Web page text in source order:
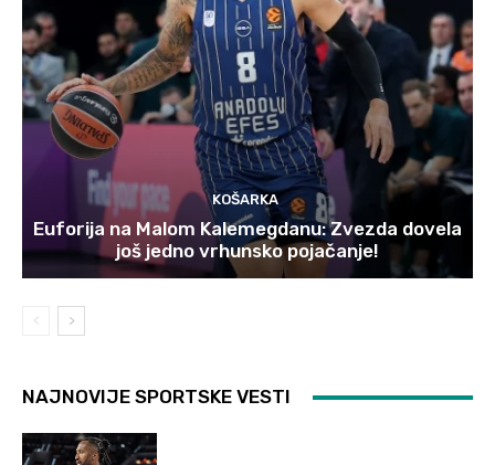
KOŠARKA
Euforija na Malom Kalemegdanu: Zvezda dovela
još jedno vrhunsko pojačanje!
NAJNOVIJE SPORTSKE VESTI